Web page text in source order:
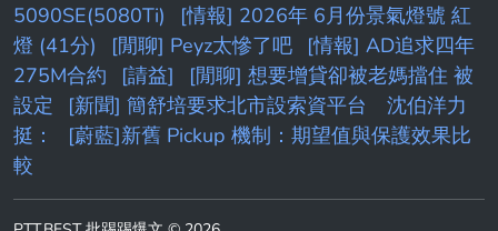
5090SE(5080Ti)
[情報] 2026年 6月份景氣燈號 紅
燈 (41分)
[閒聊] Peyz太慘了吧
[情報] AD追求四年
275M合約
[請益]
[閒聊] 想要增貸卻被老媽擋住 被
設定
[新聞] 簡舒培要求北市設索資平台 沈伯洋力
挺：
[蔚藍]新舊 Pickup 機制：期望值與保護效果比
較